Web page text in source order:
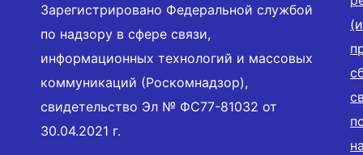
Зарегистрировано Федеральной службой
по надзору в сфере связи,
информационных технологий и массовых
коммуникаций (Роскомнадзор),
свидетельство Эл № ФС77-81032 от
30.04.2021 г.